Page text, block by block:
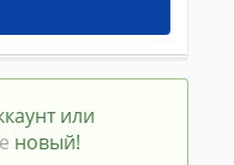
или
новый!